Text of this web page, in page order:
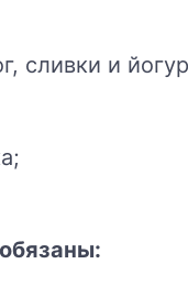
сливки и